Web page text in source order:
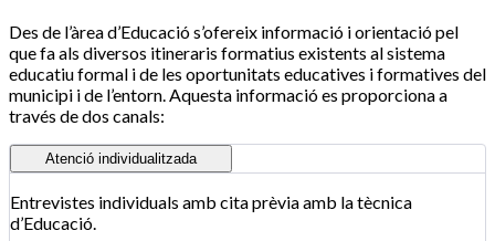
Des de l’àrea d’Educació s’ofereix informació i orientació pel
que fa als diversos itineraris formatius existents al sistema
educatiu formal i de les oportunitats educatives i formatives del
municipi i de l’entorn. Aquesta informació es proporciona a
través de dos canals:
Atenció individualitzada
Entrevistes individuals amb cita prèvia amb la tècnica
d’Educació.